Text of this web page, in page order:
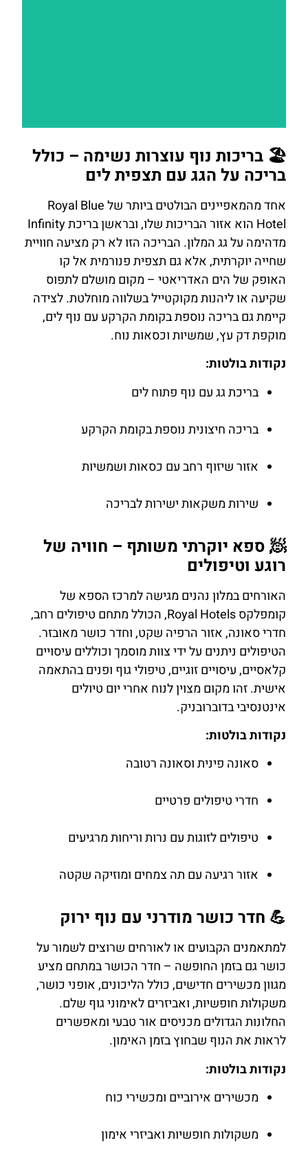
להזמנת
חדר במלון
לחצו
כאן
🏖️ בריכות נוף עוצרות נשימה – כולל
בריכה על הגג עם תצפית לים
אחד מהמאפיינים הבולטים ביותר של Royal Blue
Hotel הוא אזור הבריכות שלו, ובראשן בריכת Infinity
מדהימה על גג המלון. הבריכה הזו לא רק מציעה חוויית
שחייה יוקרתית, אלא גם תצפית פנורמית אל קו
האופק של הים האדריאטי – מקום מושלם לתפוס
שקיעה או ליהנות מקוקטייל בשלווה מוחלטת. לצידה
קיימת גם בריכה נוספת בקומת הקרקע עם נוף לים,
מוקפת דק עץ, שמשיות וכסאות נוח.
נקודות בולטות:
בריכת גג עם נוף פתוח לים
בריכה חיצונית נוספת בקומת הקרקע
אזור שיזוף רחב עם כסאות ושמשיות
שירות משקאות ישירות לבריכה
🧖 ספא יוקרתי משותף – חוויה של
רוגע וטיפולים
האורחים במלון נהנים מגישה למרכז הספא של
קומפלקס Royal Hotels, הכולל מתחם טיפולים רחב,
חדרי סאונה, אזור הרפיה שקט, וחדר כושר מאובזר.
הטיפולים ניתנים על ידי צוות מוסמך וכוללים עיסויים
קלאסיים, עיסויים זוגיים, טיפולי גוף ופנים בהתאמה
אישית. זהו מקום מצוין לנוח אחרי יום טיולים
אינטנסיבי בדוברובניק.
נקודות בולטות:
סאונה פינית וסאונה רטובה
חדרי טיפולים פרטיים
טיפולים לזוגות עם נרות וריחות מרגיעים
אזור רגיעה עם תה צמחים ומוזיקה שקטה
💪 חדר כושר מודרני עם נוף ירוק
למתאמנים הקבועים או לאורחים שרוצים לשמור על
כושר גם בזמן החופשה – חדר הכושר במתחם מציע
מגוון מכשירים חדישים, כולל הליכונים, אופני כושר,
משקולות חופשיות, ואביזרים לאימוני גוף שלם.
החלונות הגדולים מכניסים אור טבעי ומאפשרים
לראות את הנוף שבחוץ בזמן האימון.
נקודות בולטות:
מכשירים אירוביים ומכשירי כוח
משקולות חופשיות ואביזרי אימון